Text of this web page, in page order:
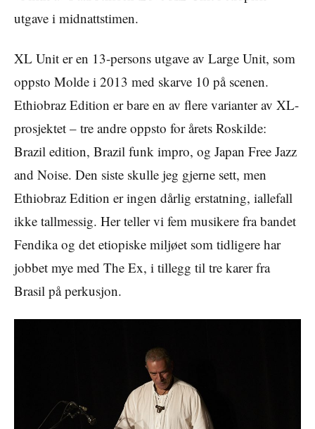
utgave i midnattstimen.
XL Unit er en 13-persons utgave av Large Unit, som
oppsto Molde i 2013 med skarve 10 på scenen.
Ethiobraz Edition er bare en av flere varianter av XL-
prosjektet – tre andre oppsto for årets Roskilde:
Brazil edition, Brazil funk impro, og Japan Free Jazz
and Noise. Den siste skulle jeg gjerne sett, men
Ethiobraz Edition er ingen dårlig erstatning, iallefall
ikke tallmessig. Her teller vi fem musikere fra bandet
Fendika og det etiopiske miljøet som tidligere har
jobbet mye med The Ex, i tillegg til tre karer fra
Brasil på perkusjon.